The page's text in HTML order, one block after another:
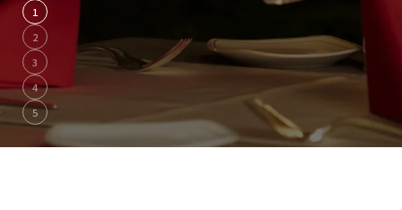
1
2
3
4
5